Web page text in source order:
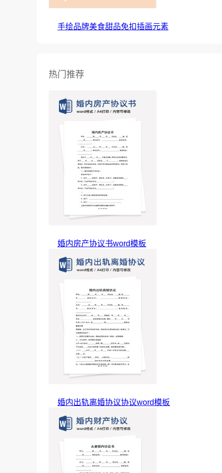
手绘品牌美食甜品免扣插画元素
热门推荐
婚内房产协议书word模板
婚内出轨离婚协议协议word模板